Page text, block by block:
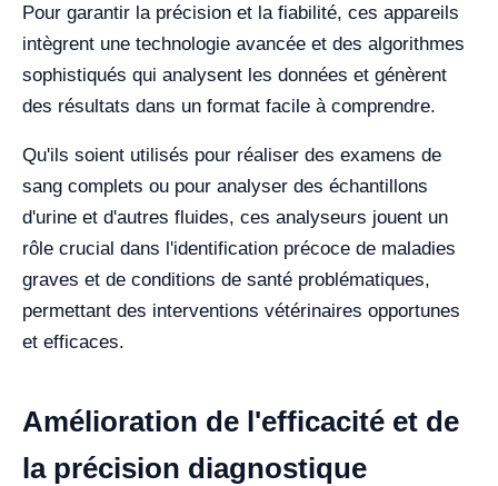
Pour garantir la précision et la fiabilité, ces appareils
intègrent une technologie avancée et des algorithmes
sophistiqués qui analysent les données et génèrent
des résultats dans un format facile à comprendre.
Qu'ils soient utilisés pour réaliser des examens de
sang complets ou pour analyser des échantillons
d'urine et d'autres fluides, ces analyseurs jouent un
rôle crucial dans l'identification précoce de maladies
graves et de conditions de santé problématiques,
permettant des interventions vétérinaires opportunes
et efficaces.
Amélioration de l'efficacité et de
la précision diagnostique